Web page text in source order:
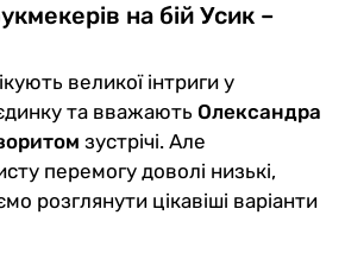
на бій Усик –
великої інтриги у
та вважають Олександра
зустрічі. Але
перемогу доволі низькі,
розглянути цікавіші варіанти